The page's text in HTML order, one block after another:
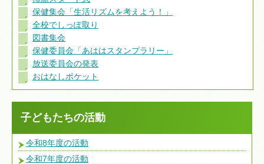
保健集会「生活リズムを考えよう！」
全校でしっぽ取り
図書集会
保健委員会「あははスタンプラリー」
放送委員会の発表
おはなしポケット
子どもたちの活動
令和8年度の活動
令和7年度の活動